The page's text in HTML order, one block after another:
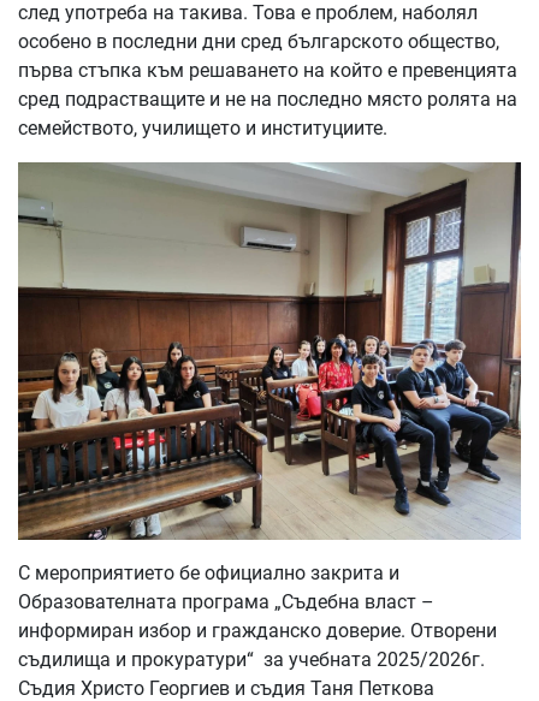
след употреба на такива. Това е проблем, наболял
особено в последни дни сред българското общество,
първа стъпка към решаването на който е превенцията
сред подрастващите и не на последно място ролята на
семейството, училището и институциите.
С мероприятието бе официално закрита и
Образователната програма „Съдебна власт –
информиран избор и гражданско доверие. Отворени
съдилища и прокуратури“ за учебната 2025/2026г.
Съдия Христо Георгиев и съдия Таня Петкова